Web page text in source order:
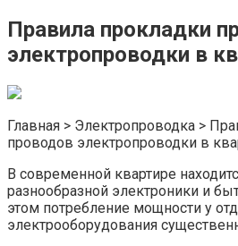
Правила прокладки
электропроводки в
Главная > Электропроводка >
проводов электропроводки в
В современной квартире
разнообразной электроники и
этом потребление мощности у
электрооборудования